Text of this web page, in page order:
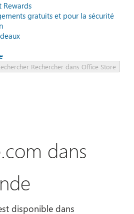
Rewards
gratuits et pour la sécurité
Rechercher dans Office Store
dans
disponible dans